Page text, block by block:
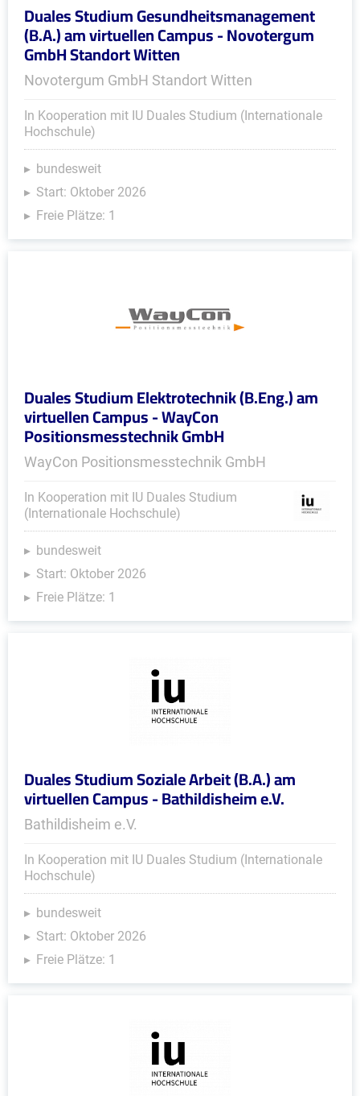
Duales Studium Gesundheitsmanagement
(B.A.) am virtuellen Campus - Novotergum
GmbH Standort Witten
Novotergum GmbH Standort Witten
In Kooperation mit IU Duales Studium (Internationale
Hochschule)
bundesweit
Start: Oktober 2026
Freie Plätze: 1
Duales Studium Elektrotechnik (B.Eng.) am
virtuellen Campus - WayCon
Positionsmesstechnik GmbH
WayCon Positionsmesstechnik GmbH
In Kooperation mit IU Duales Studium
(Internationale Hochschule)
bundesweit
Start: Oktober 2026
Freie Plätze: 1
Duales Studium Soziale Arbeit (B.A.) am
virtuellen Campus - Bathildisheim e.V.
Bathildisheim e.V.
In Kooperation mit IU Duales Studium (Internationale
Hochschule)
bundesweit
Start: Oktober 2026
Freie Plätze: 1